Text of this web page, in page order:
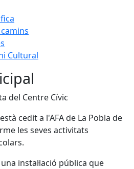
Cultural
del Centre Cívic
cedit a l'AFA de La Pobla de
les seves activitats
instal·lació pública que